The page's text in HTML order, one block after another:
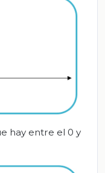
hay entre el 0 y